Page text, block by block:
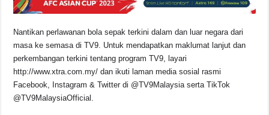
Nantikan perlawanan bola sepak terkini dalam dan luar negara dari
masa ke semasa di TV9. Untuk mendapatkan maklumat lanjut dan
perkembangan terkini tentang program TV9, layari
http://www.xtra.com.my/ dan ikuti laman media sosial rasmi
Facebook, Instagram & Twitter di @TV9Malaysia serta TikTok
@TV9MalaysiaOfficial.